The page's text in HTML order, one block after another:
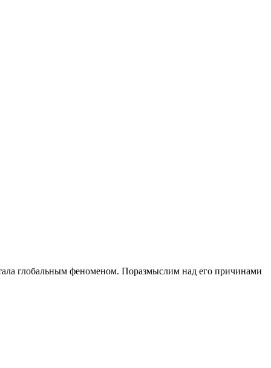
глобальным феноменом. Поразмыслим над его причинами